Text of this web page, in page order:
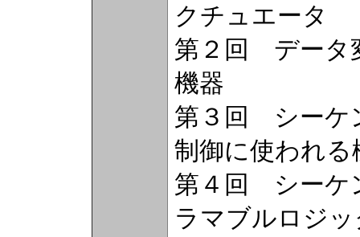
クチュエータ
第２回 データ
機器
第３回 シーケ
制御に使われる
第４回 シーケ
ラマブルロジ